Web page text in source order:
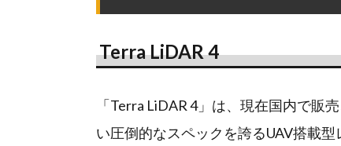
Terra LiDAR 4
「Terra LiDAR 4」は、現在国内で販
い圧倒的なスペックを誇るUAV搭載型